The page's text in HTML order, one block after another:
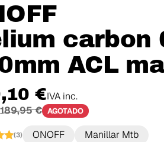
carbon
ACL
€IVA inc.
189,95 € AGOTADO
(3) ONOFF Manillar Mtb